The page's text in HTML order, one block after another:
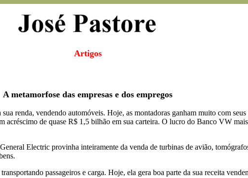
Artigos
A metamorfose das empresas e dos empregos
renda, vendendo automóveis. Hoje, as montadoras ganham muito com
de quase R$ 1,5 bilhão em sua carteira. O lucro do Banco VW
Electric provinha inteiramente da venda de turbinas de avião,
passageiros e carga. Hoje, ela gera boa parte da sua receita